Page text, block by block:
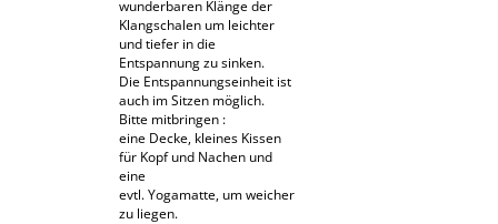
wunderbaren Klänge der
Klangschalen um leichter
und tiefer in die
Entspannung zu sinken.
Die Entspannungseinheit ist
auch im Sitzen möglich.
Bitte mitbringen :
eine Decke, kleines Kissen
für Kopf und Nachen und
eine
evtl. Yogamatte, um weicher
zu liegen.